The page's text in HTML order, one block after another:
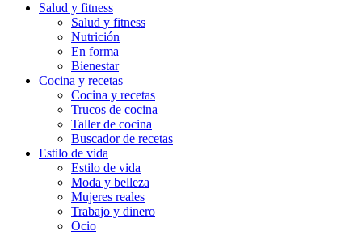
Salud y fitness
Salud y fitness
Nutrición
En forma
Bienestar
Cocina y recetas
Cocina y recetas
Trucos de cocina
Taller de cocina
Buscador de recetas
Estilo de vida
Estilo de vida
Moda y belleza
Mujeres reales
Trabajo y dinero
Ocio